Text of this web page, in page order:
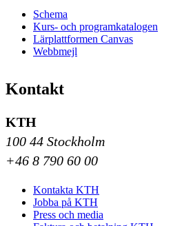
Schema
Kurs- och programkatalogen
Lärplattformen Canvas
Webbmejl
Kontakt
KTH
100 44 Stockholm
+46 8 790 60 00
Kontakta KTH
Jobba på KTH
Press och media